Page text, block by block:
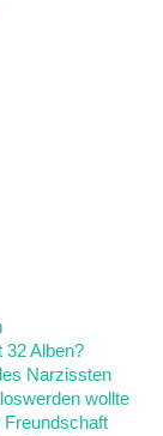
32 Alben?
Narzissten
wollte